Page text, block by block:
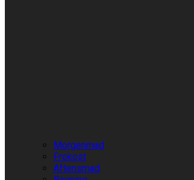
Morgenmad
Frokost
Aftensmad